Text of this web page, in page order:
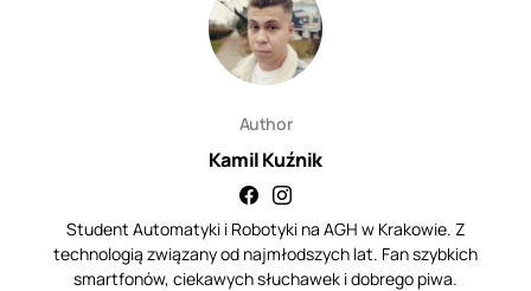
Author
Kamil Kuźnik
Student Automatyki i Robotyki na AGH w Krakowie. Z
technologią związany od najmłodszych lat. Fan szybkich
smartfonów, ciekawych słuchawek i dobrego piwa.